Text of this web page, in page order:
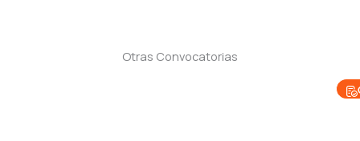
Otras Convocatorias